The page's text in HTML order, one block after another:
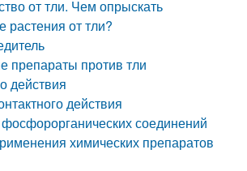
от тли. Чем опрыскать
растения от тли?
препараты против тли
действия
действия
соединений
химических препаратов